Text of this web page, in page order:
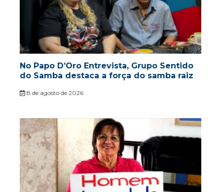
No Papo D’Oro Entrevista, Grupo Sentido
do Samba destaca a força do samba raiz
8 de agosto de 2026